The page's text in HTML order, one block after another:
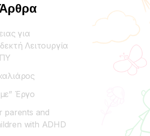
για
Λειτουργία
Έργο
parents and
with ADHD